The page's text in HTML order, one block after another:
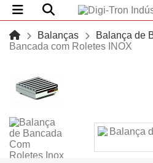
Balanças Balança de
Bancada com Roletes INOX